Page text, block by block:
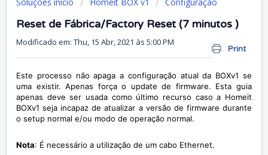
Reset de Fábrica/Factory Reset (7 minutos )
Print
Modificado em: Thu, 15 Abr, 2021 às 5:00 PM
Este processo não apaga a configuração atual da BOXv1 se
uma existir. Apenas força o update de firmware. Esta guia
apenas deve ser usada como último recurso caso a Homeit
BOXv1 seja incapaz de atualizar a versão de firmware durante
o setup normal e/ou modo de operação normal.
Nota: É necessário a utilização de um cabo Ethernet.